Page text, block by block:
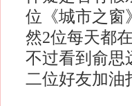
位《城市之窗
然2位每天都
不过看到俞思
二位好友加油